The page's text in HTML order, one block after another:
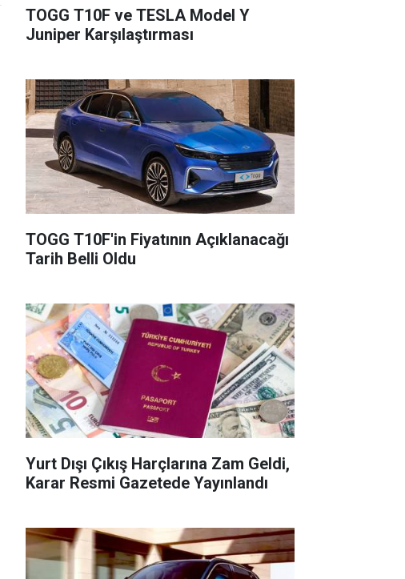
TOGG T10F ve TESLA Model Y
Juniper Karşılaştırması
TOGG T10F'in Fiyatının Açıklanacağı
Tarih Belli Oldu
Yurt Dışı Çıkış Harçlarına Zam Geldi,
Karar Resmi Gazetede Yayınlandı